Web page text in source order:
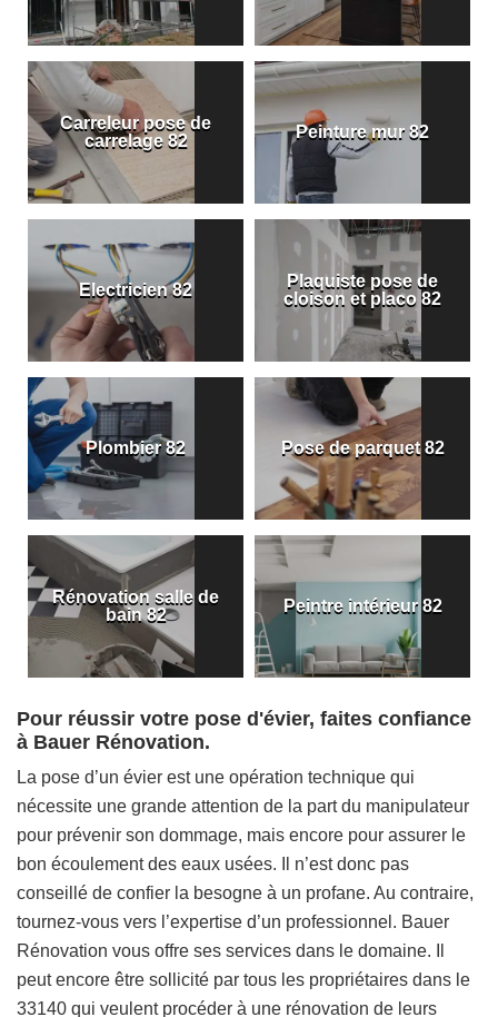
Carreleur pose de
carrelage 82
Peinture mur 82
Electricien 82
Plaquiste pose de
cloison et placo 82
Plombier 82 Pose de parquet 82
Rénovation salle de
bain 82
Peintre intérieur 82
Pour réussir votre pose d'évier, faites confiance
à Bauer Rénovation.
La pose d’un évier est une opération technique qui
nécessite une grande attention de la part du manipulateur
pour prévenir son dommage, mais encore pour assurer le
bon écoulement des eaux usées. Il n’est donc pas
conseillé de confier la besogne à un profane. Au contraire,
tournez-vous vers l’expertise d’un professionnel. Bauer
Rénovation vous offre ses services dans le domaine. Il
peut encore être sollicité par tous les propriétaires dans le
33140 qui veulent procéder à une rénovation de leurs